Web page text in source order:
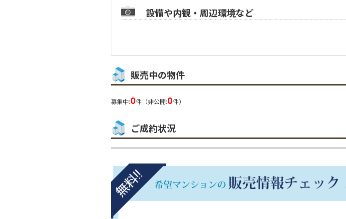
設備や内観・周辺環境など
販売中の物件
募集中:0件（非公開:0件）
ご成約状況